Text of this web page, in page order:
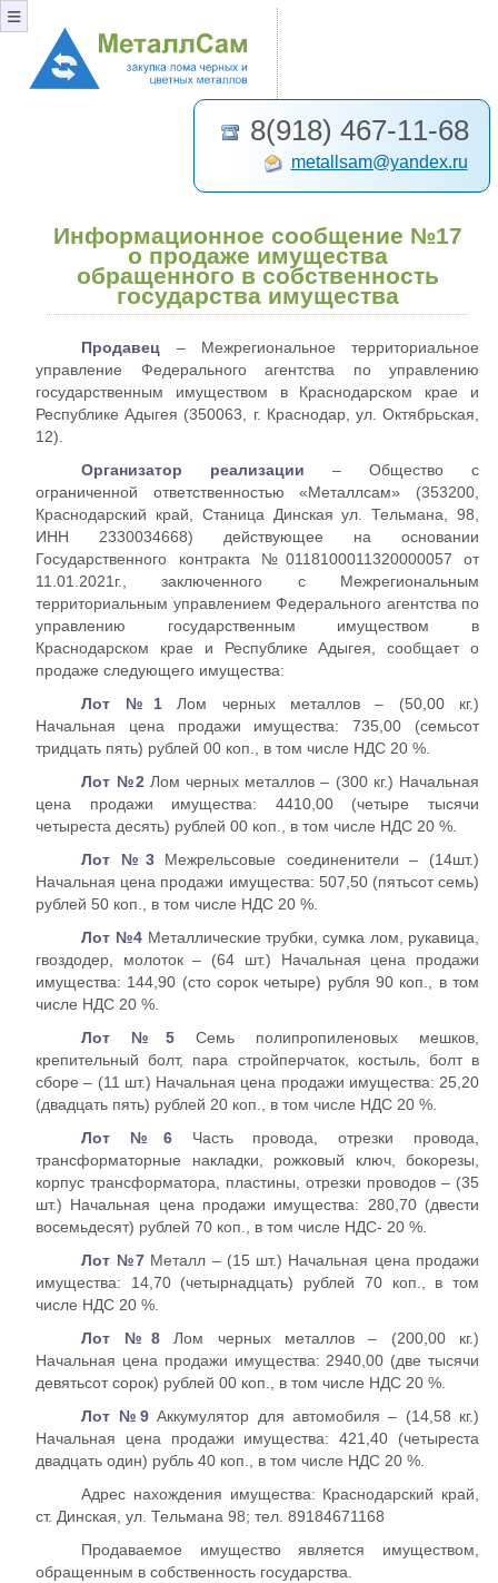
8(918) 467-11-68
metallsam@yandex.ru
≡
Информационное сообщение №17
о продаже имущества
обращенного в собственность
государства имущества
Продавец – Межрегиональное территориальное
управление Федерального агентства по управлению
государственным имуществом в Краснодарском крае и
Республике Адыгея (350063, г. Краснодар, ул. Октябрьская,
12).
Организатор реализации – Общество с
ограниченной ответственностью «Металлсам» (353200,
Краснодарский край, Станица Динская ул. Тельмана, 98,
ИНН 2330034668) действующее на основании
Государственного контракта №0118100011320000057 от
11.01.2021г., заключенного с Межрегиональным
территориальным управлением Федерального агентства по
управлению государственным имуществом в
Краснодарском крае и Республике Адыгея, сообщает о
продаже следующего имущества:
Лот №1 Лом черных металлов – (50,00 кг.)
Начальная цена продажи имущества: 735,00 (семьсот
тридцать пять) рублей 00 коп., в том числе НДС 20 %.
Лот №2Лом черных металлов – (300 кг.) Начальная
цена продажи имущества: 4410,00 (четыре тысячи
четыреста десять) рублей 00 коп., в том числе НДС 20 %.
Лот №3Межрельсовые соединенители – (14шт.)
Начальная цена продажи имущества: 507,50 (пятьсот семь)
рублей 50 коп., в том числе НДС 20 %.
Лот №4 Металлические трубки, сумка лом, рукавица,
гвоздодер, молоток – (64 шт.) Начальная цена продажи
имущества: 144,90 (сто сорок четыре) рубля 90 коп., в том
числе НДС 20 %.
Лот №5 Семь полипропиленовых мешков,
крепительный болт, пара стройперчаток, костыль, болт в
сборе – (11 шт.) Начальная цена продажи имущества: 25,20
(двадцать пять) рублей 20 коп., в том числе НДС 20 %.
Лот №6Часть провода, отрезки провода,
трансформаторные накладки, рожковый ключ, бокорезы,
корпус трансформатора, пластины, отрезки проводов – (35
шт.) Начальная цена продажи имущества: 280,70 (двести
восемьдесят) рублей 70 коп., в том числе НДС- 20 %.
Лот №7Металл – (15 шт.) Начальная цена продажи
имущества: 14,70 (четырнадцать) рублей 70 коп., в том
числе НДС 20 %.
Лот №8 Лом черных металлов – (200,00 кг.)
Начальная цена продажи имущества: 2940,00 (две тысячи
девятьсот сорок) рублей 00 коп., в том числе НДС 20 %.
Лот №9 Аккумулятор для автомобиля – (14,58 кг.)
Начальная цена продажи имущества: 421,40 (четыреста
двадцать один) рубль 40 коп., в том числе НДС 20 %.
Адрес нахождения имущества: Краснодарский край,
ст. Динская, ул. Тельмана 98; тел. 89184671168
Продаваемое имущество является имуществом,
обращенным в собственность государства.